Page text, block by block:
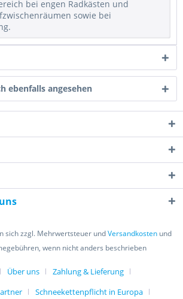
bei engen Radkästen und
sowie bei
ebenfalls angesehen
sich zzgl. Mehrwertsteuer undVersandkostenund
wenn nicht anders beschrieben
Über uns
Zahlung & Lieferung
Schneekettenpflicht in Europa